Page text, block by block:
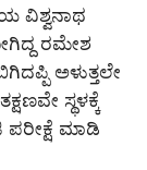
ವಿಶ್ವನಾಥ
ರಮೇಶ
ಅಳುತ್ತಲೇ
ಸ್ಥಳಕ್ಕೆ
ಪರೀಕ್ಷೆ ಮಾಡಿ